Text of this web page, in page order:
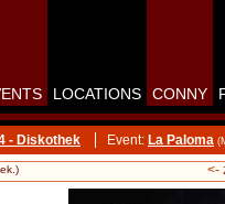
LOCATIONS CONNY
- Diskothek Event: La Paloma
<-